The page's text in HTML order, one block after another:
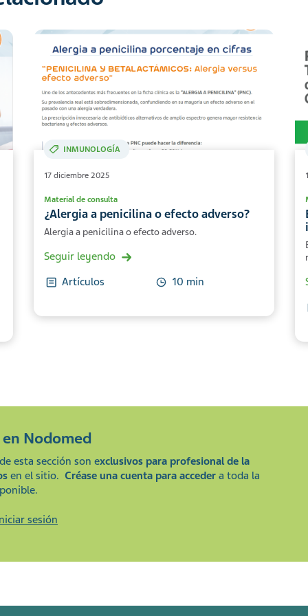
INMUNOLOGÍA
17 diciembre 2025
Material de consulta
¿Alergia a penicilina o efecto adverso?
Alergia a penicilina o efecto adverso.
Seguir leyendo
Artículos
10 min
Nodomed
esta sección son exclusivos para profesional de la
en el sitio. Créase una cuenta para acceder a toda la
sesión